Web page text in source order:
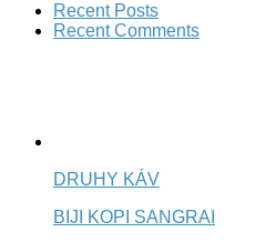
Recent Posts
Recent Comments
DRUHY KÁV
BIJI KOPI SANGRAI